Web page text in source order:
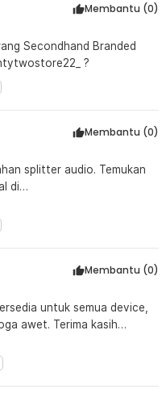
Membantu (0)
Secondhand Branded
?
Membantu (0)
splitter audio. Temukan
di
?
Membantu (0)
untuk semua device,
awet. Terima kasih